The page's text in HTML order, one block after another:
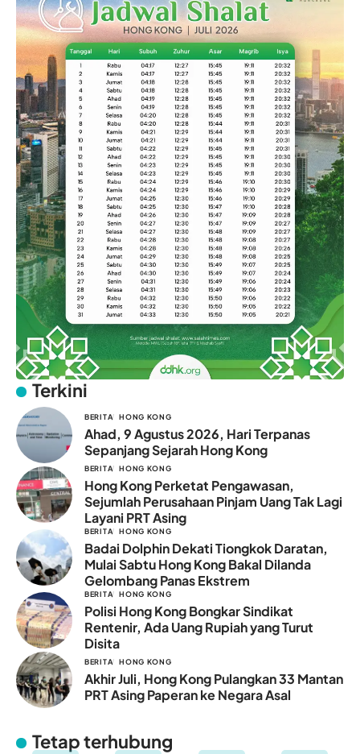
Terkini
BERITA HONG KONG
Ahad, 9 Agustus 2026, Hari Terpanas
Sepanjang Sejarah Hong Kong
BERITA HONG KONG
Hong Kong Perketat Pengawasan,
Sejumlah Perusahaan Pinjam Uang Tak Lagi
Layani PRT Asing
BERITA HONG KONG
Badai Dolphin Dekati Tiongkok Daratan,
Mulai Sabtu Hong Kong Bakal Dilanda
Gelombang Panas Ekstrem
BERITA HONG KONG
Polisi Hong Kong Bongkar Sindikat
Rentenir, Ada Uang Rupiah yang Turut
Disita
BERITA HONG KONG
Akhir Juli, Hong Kong Pulangkan 33 Mantan
PRT Asing Paperan ke Negara Asal
Tetap terhubung